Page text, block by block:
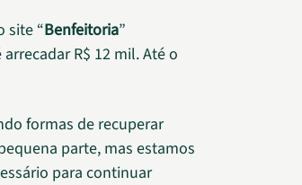
site “Benfeitoria”
R$ 12 mil. Até o
formas de recuperar
parte, mas estamos
para continuar